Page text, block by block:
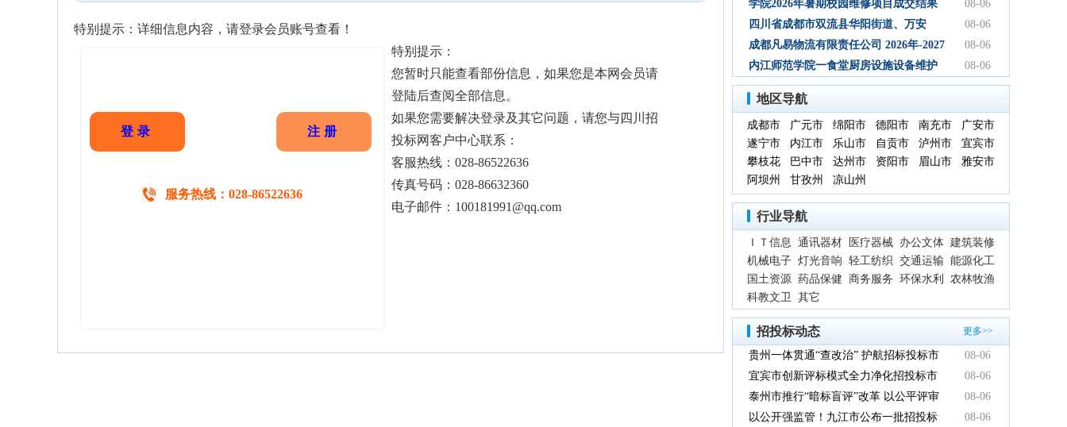
特别提示：详细信息内容，请登录会员账号查看！
登录 注册
服务热线：028-86522636
特别提示：
您暂时只能查看部份信息，如果您是本网会员请
登陆后查阅全部信息。
如果您需要解决登录及其它问题，请您与四川招
投标网客户中心联系：
客服热线：028-86522636
传真号码：028-86632360
电子邮件：100181991@qq.com
桌椅项目询价公告
学院2026年暑期校园维修项目成交结果
公告
08-06
四川省成都市双流县华阳街道、万安
镇、正兴镇、煎茶镇与邛崃市前进镇凤
凰社区、双江村芦山地震灾后恢复重建
城乡建设用地增减挂钩试点项目区涉及
的竣工结算审核采购服务竞争性谈判公
告
08-06
成都凡易物流有限责任公司 2026年-2027
年综合服务外包项目比选公告
08-06
内江师范学院一食堂厨房设施设备维护
服务项目采购公告
08-06
地区导航
成都市 广元市 绵阳市 德阳市 南充市
广安市
遂宁市
内江市 乐山市 自贡市 泸州市
宜宾市
攀枝花
巴中市 达州市 资阳市 眉山市
雅安市
阿坝州
甘孜州 凉山州
行业导航
ＩＴ信息 通讯器材 医疗器械 办公文体 建筑装修
机械电子 灯光音响 轻工纺织 交通运输 能源化工
国土资源 药品保健 商务服务 环保水利
农林牧渔
科教文卫 其它
招投标动态 更多>>
贵州一体贯通“查改治” 护航招标投标市
场规范健康发展
08-06
宜宾市创新评标模式全力净化招投标市
场环境
08-06
泰州市推行“暗标盲评”改革 以公平评审
推动政府采购提质增效
08-06
以公开强监管！九江市公布一批招投标
08-06